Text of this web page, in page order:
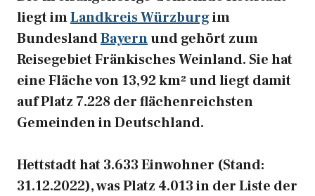
liegt imLandkreis Würzburgim
BundeslandBayernund gehört zum
Reisegebiet Fränkisches Weinland. Sie hat
eine Fläche von 13,92 km² und liegt damit
auf Platz 7.228 der flächenreichsten
Gemeinden in Deutschland.
Hettstadt hat 3.633 Einwohner (Stand:
31.12.2022), was Platz 4.013 in der Liste der